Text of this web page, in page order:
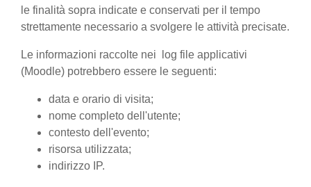
le finalità sopra indicate e conservati per il tempo
strettamente necessario a svolgere le attività precisate.
Le informazioni raccolte nei log file applicativi
(Moodle) potrebbero essere le seguenti:
data e orario di visita;
nome completo dell'utente;
contesto dell'evento;
risorsa utilizzata;
indirizzo IP.